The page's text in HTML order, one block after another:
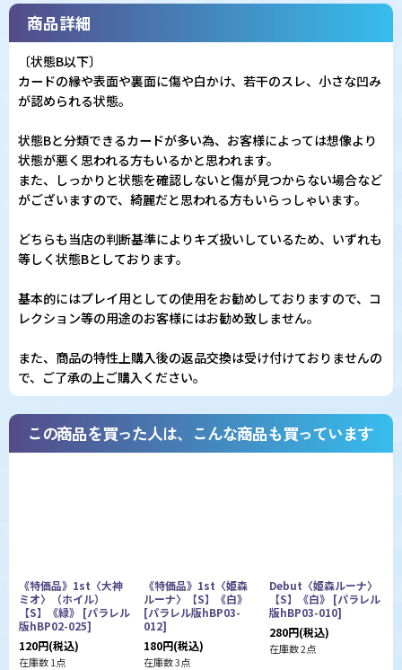
商品詳細
〔状態B以下〕
カードの縁や表面や裏面に傷や白かけ、若干のスレ、小さな凹み
が認められる状態。
状態Bと分類できるカードが多い為、お客様によっては想像より
状態が悪く思われる方もいるかと思われます。
また、しっかりと状態を確認しないと傷が見つからない場合など
がございますので、綺麗だと思われる方もいらっしゃいます。
どちらも当店の判断基準によりキズ扱いしているため、いずれも
等しく状態Bとしております。
基本的にはプレイ用としての使用をお勧めしておりますので、コ
レクション等の用途のお客様にはお勧め致しません。
また、商品の特性上購入後の返品交換は受け付けておりませんの
で、ご了承の上ご購入ください。
この商品を買った人は、こんな商品も買っています
《特価品》1st〈大神
ミオ〉（ホイル）
【S】《緑》 [パラレル
版hBP02-025]
120円(税込)
在庫数 1点
《特価品》1st〈姫森
ルーナ〉【S】《白》
[パラレル版hBP03-
012]
180円(税込)
在庫数 3点
Debut〈姫森ルーナ〉
【S】《白》 [パラレル
版hBP03-010]
280円(税込)
在庫数 2点